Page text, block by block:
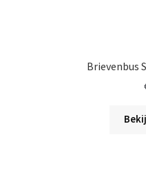
Brievenbus